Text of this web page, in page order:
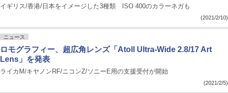
イギリス/香港/日本をイメージした3種類 ISO 400のカラーネガも
(2021/2/10)
ニュース
ロモグラフィー、超広角レンズ「Atoll Ultra-Wide 2.8/17 Art
Lens」を発表
ライカM/キヤノンRF/ニコンZ/ソニーE用の支援受付が開始
(2021/2/5)